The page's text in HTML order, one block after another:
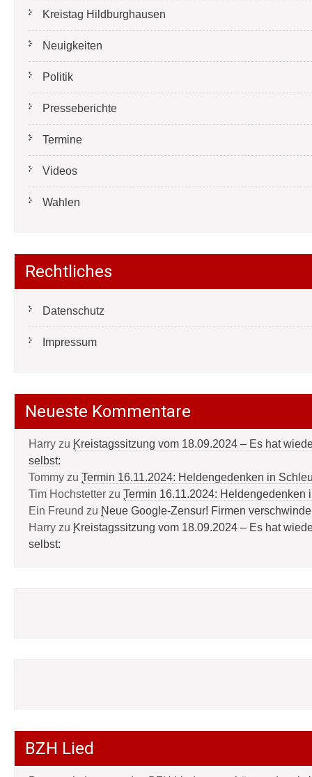
Kreistag Hildburghausen
Neuigkeiten
Politik
Presseberichte
Termine
Videos
Wahlen
Rechtliches
Datenschutz
Impressum
Neueste Kommentare
Harry zu Kreistagssitzung vom 18.09.2024 – Es hat
selbst:
Tommy zu Termin 16.11.2024: Heldengedenken in
Tim Hochstetter zu Termin 16.11.2024: Heldengedenken
Ein Freund zu Neue Google-Zensur! Firmen
Harry zu Kreistagssitzung vom 18.09.2024 – Es hat
selbst:
BZH Lied